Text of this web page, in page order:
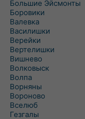
Большие Эйсмонты
Боровики
Валевка
Василишки
Верейки
Вертелишки
Вишнево
Волковыск
Волпа
Ворняны
Вороново
Вселюб
Гезгалы